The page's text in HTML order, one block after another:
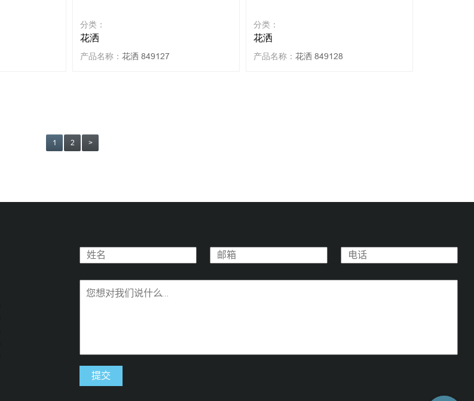
分类：
花洒
产品名称： 花洒 849127
分类：
花洒
产品名称： 花洒 849128
1 2 >